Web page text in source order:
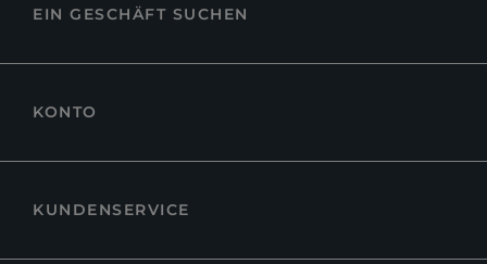
EIN GESCHÄFT SUCHEN
KONTO
KUNDENSERVICE